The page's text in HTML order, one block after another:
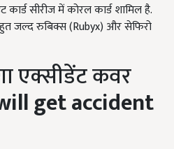
कार्ड सीरीज में कोरल कार्ड शामिल है.
जल्द रुबिक्स (Rubyx) और सेफिरो
एक्सीडेंट कवर
get accident